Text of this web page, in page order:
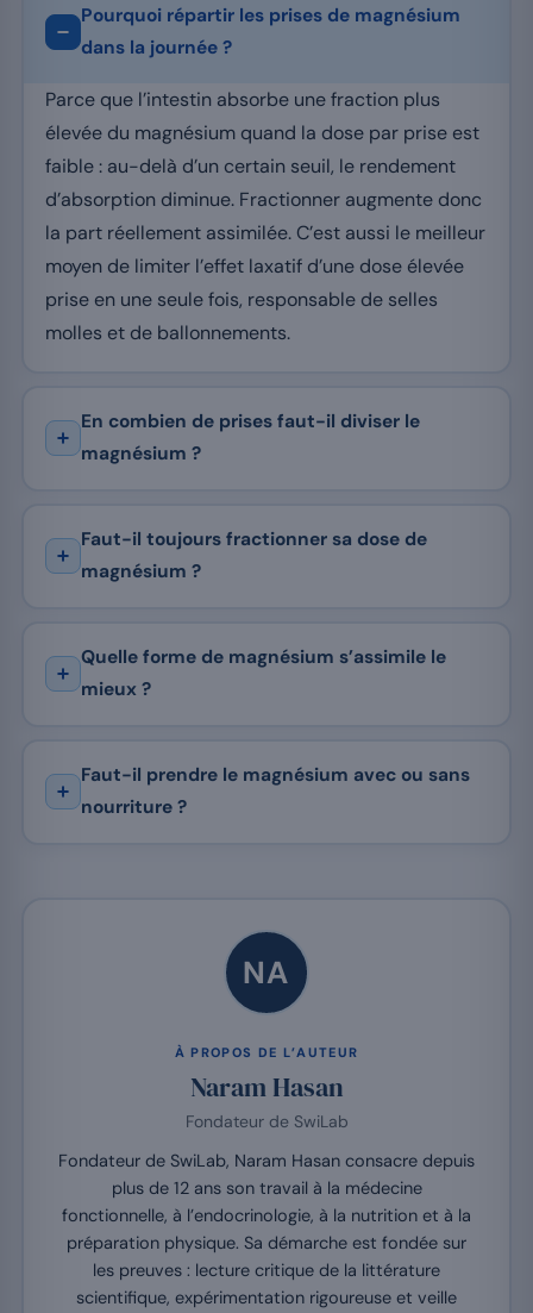
Pourquoi répartir les prises de magnésium
dans la journée ?
Parce que l’intestin absorbe une fraction plus
élevée du magnésium quand la dose par prise est
faible : au-delà d’un certain seuil, le rendement
d’absorption diminue. Fractionner augmente donc
la part réellement assimilée. C’est aussi le meilleur
moyen de limiter l’effet laxatif d’une dose élevée
prise en une seule fois, responsable de selles
molles et de ballonnements.
En combien de prises faut-il diviser le
magnésium ?
Faut-il toujours fractionner sa dose de
magnésium ?
Quelle forme de magnésium s’assimile le
mieux ?
Faut-il prendre le magnésium avec ou sans
nourriture ?
NA
À PROPOS DE L’AUTEUR
Naram Hasan
Fondateur de SwiLab
Fondateur de SwiLab, Naram Hasan consacre depuis
plus de 12 ans son travail à la médecine
fonctionnelle, à l’endocrinologie, à la nutrition et à la
préparation physique. Sa démarche est fondée sur
les preuves : lecture critique de la littérature
scientifique, expérimentation rigoureuse et veille